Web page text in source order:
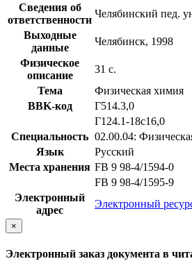
Сведения об
ответственности
Челябинский пед.
Выходные
данные
Челябинск, 1998
Физическое
описание
31 с.
Тема
Физическая химия
BBK-код
Г514.3,0
Г124.1-18с16,0
Специальность 02.00.04:
Язык
Русский
Места хранения FB 9 98-4/1594-0
FB 9 98-4/1595-9
Электронный
адрес
Электронный
×
Электронный заказ документа в